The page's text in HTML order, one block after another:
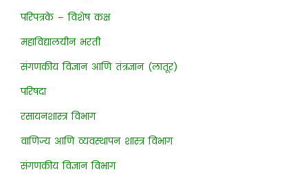
परिपत्रके – विशेष कक्ष
महाविद्यालयीन भरती
संगणकीय विज्ञान आणि तंत्रज्ञान (लातूर)
परिषदा
रसायनशास्त्र विभाग
वाणिज्य आणि व्यवस्थापन शास्त्र विभाग
संगणकीय विज्ञान विभाग